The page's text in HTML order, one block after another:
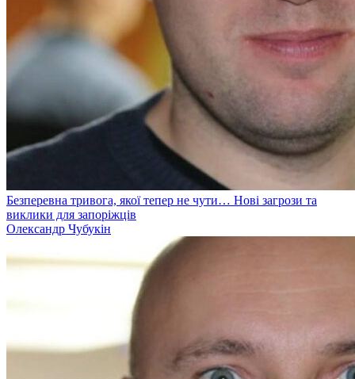
Безперевна тривога, якої тепер не чути… Нові загрози та
виклики для запоріжців
Олександр Чубукін